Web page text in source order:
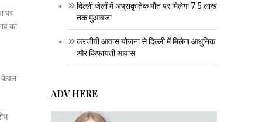
पर
का
केवल
दिल्ली जेलों में अप्राकृतिक मौत पर मिलेगा 7.5 लाख
तक मुआवजा
करजीवी आवास योजना से दिल्ली में मिलेगा आधुनिक
और किफायती आवास
ADV HERE